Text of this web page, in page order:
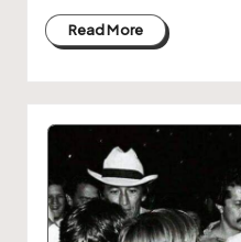
Read More